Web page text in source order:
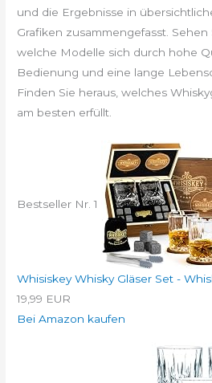
und die Ergebnisse in
Grafiken zusammengefasst. Sehen
welche Modelle sich durch hohe
Bedienung und eine lange
Finden Sie heraus, welches
am besten erfüllt.
Bestseller Nr. 1
Whisiskey Whisky Gläser Set -
19,99 EUR
Bei Amazon kaufen